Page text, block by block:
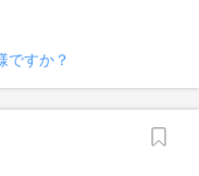
ですか？